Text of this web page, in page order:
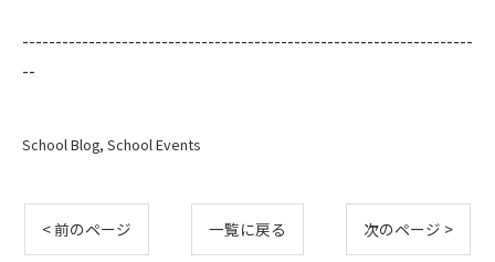
--------------------------------------------------------------------
--
School Blog School Events
< 前のページ 一覧に戻る 次のページ >